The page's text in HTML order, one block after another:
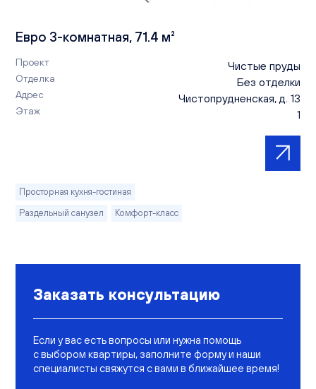
Евро 3-комнатная, 71.4 м²
Проект Чистые пруды
Отделка Без отделки
Адрес Чистопрудненская, д. 13
Этаж 1
Просторная кухня-гостиная
Раздельный санузел
Комфорт-класс
Заказать консультацию
Если у вас есть вопросы или нужна помощь
с выбором квартиры, заполните форму и наши
специалисты свяжутся с вами в ближайшее время!